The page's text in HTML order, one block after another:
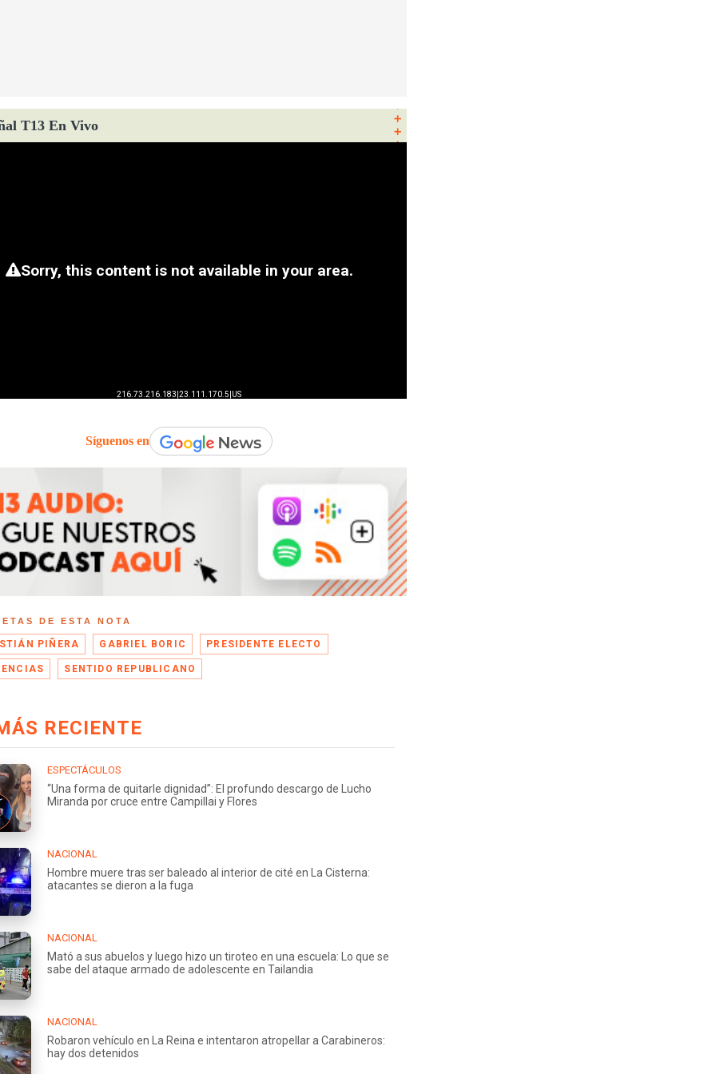
T13 En Vivo
Síguenos en
DE ESTA NOTA
PIÑERA GABRIEL BORIC PRESIDENTE ELECTO
SENTIDO REPUBLICANO
RECIENTE
ESPECTÁCULOS
“Una forma de quitarle dignidad”: El profundo descargo de Lucho
Miranda por cruce entre Campillai y Flores
NACIONAL
Hombre muere tras ser baleado al interior de cité en La Cisterna:
atacantes se dieron a la fuga
NACIONAL
Mató a sus abuelos y luego hizo un tiroteo en una escuela: Lo que se
sabe del ataque armado de adolescente en Tailandia
NACIONAL
Robaron vehículo en La Reina e intentaron atropellar a Carabineros:
hay dos detenidos